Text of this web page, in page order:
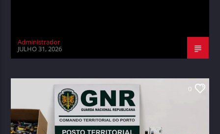
Administrador
JULHO 31, 2026
0